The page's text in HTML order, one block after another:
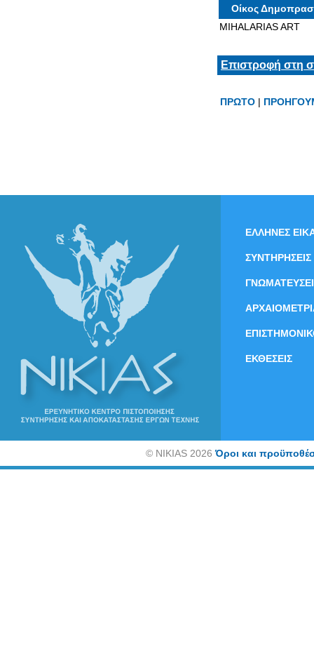
Οίκος
MIHALARIAS ART
Επιστροφή στη
ΠΡΩΤΟ |
ΕΛΛΗΝΕΣ
ΣΥΝΤΗΡΗΣΕΙΣ
ΕΚΘΕΣΕΙΣ
©NIKIAS 2026Όροι και